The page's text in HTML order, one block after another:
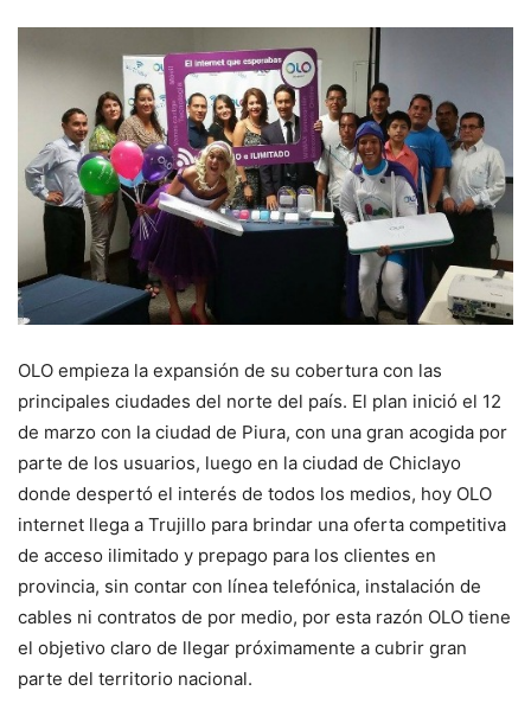
OLO empieza la expansión de su cobertura con las
principales ciudades del norte del país. El plan inició el 12
de marzo con la ciudad de Piura, con una gran acogida por
parte de los usuarios, luego en la ciudad de Chiclayo
donde despertó el interés de todos los medios, hoy OLO
internet llega a Trujillo para brindar una oferta competitiva
de acceso ilimitado y prepago para los clientes en
provincia, sin contar con línea telefónica, instalación de
cables ni contratos de por medio, por esta razón OLO tiene
el objetivo claro de llegar próximamente a cubrir gran
parte del territorio nacional.